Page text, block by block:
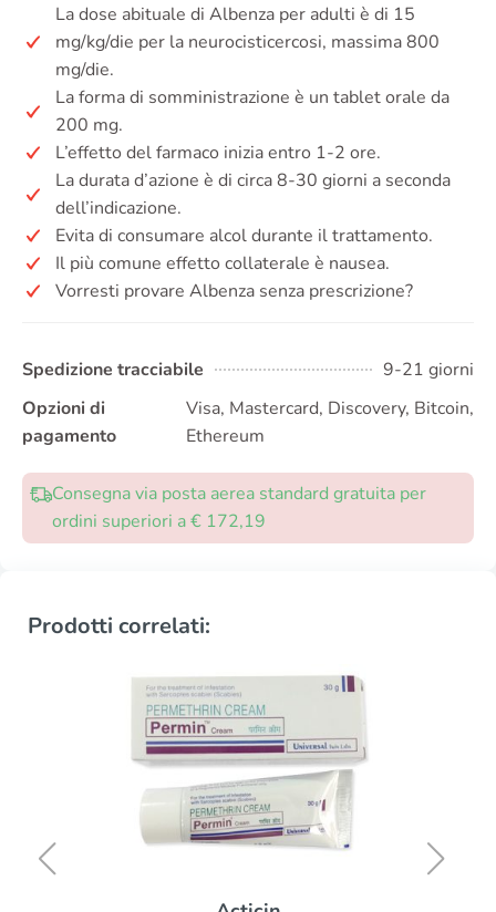
La dose abituale di Albenza per adulti è di 15
mg/kg/die per la neurocisticercosi, massima 800
mg/die.
La forma di somministrazione è un tablet orale da
200 mg.
L’effetto del farmaco inizia entro 1-2 ore.
La durata d’azione è di circa 8-30 giorni a seconda
dell’indicazione.
Evita di consumare alcol durante il trattamento.
Il più comune effetto collaterale è nausea.
Vorresti provare Albenza senza prescrizione?
Spedizione tracciabile
9-21 giorni
Opzioni di
pagamento
Visa, Mastercard, Discovery, Bitcoin,
Ethereum
Consegna via posta aerea standard gratuita per
ordini superiori a € 172,19
Prodotti correlati: